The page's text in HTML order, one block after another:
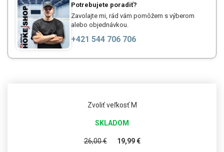
Potrebujete poradiť?
Zavolajte mi, rád vám pomôžem s výberom
alebo objednávkou.
+421 544 706 706
Zvoliť veľkosť M
SKLADOM
26,00€ 19,99€